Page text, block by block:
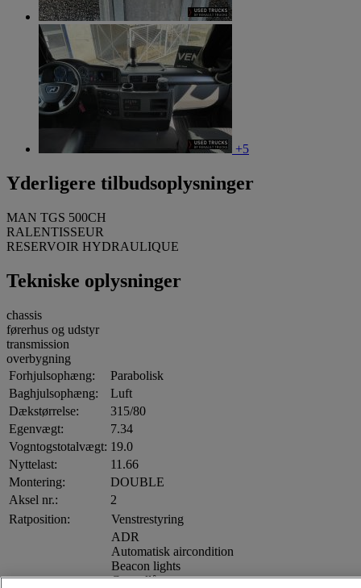
+5
Yderligere tilbudsoplysninger
MAN TGS 500CH
RALENTISSEUR
RESERVOIR HYDRAULIQUE
Tekniske oplysninger
chassis
førerhus og udstyr
transmission
overbygning
Forhjulsophæng:
Parabolisk
Baghjulsophæng:
Luft
Dækstørrelse:
315/80
Egenvægt:
7.34
Vogntogstotalvægt: 19.0
Nyttelast:
11.66
Montering:
DOUBLE
Aksel nr.:
2
Ratposition:
Venstrestyring
ADR
Automatisk aircondition
Beacon lights
Centrallås